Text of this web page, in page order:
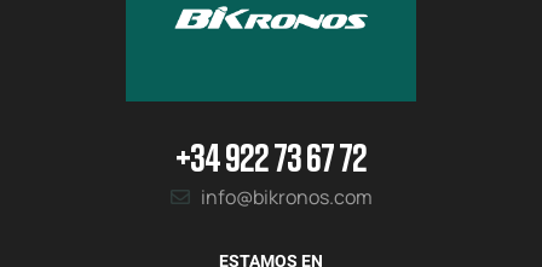
+34 922 73 67 72
info@bikronos.com
ESTAMOS EN